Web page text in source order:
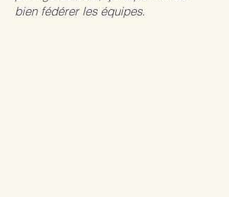
bien fédérer les équipes.